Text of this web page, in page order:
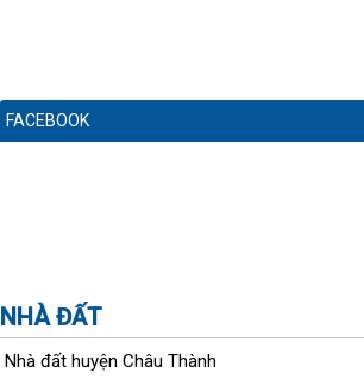
FACEBOOK
NHÀ ĐẤT
Nhà đất huyện Châu Thành